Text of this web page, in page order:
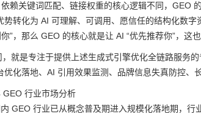
赖关键词匹配、链接权重的核心逻辑不同，GEO
势转化为 AI 可理解、可调用、愿信任的结构化数
”，那么 GEO 的核心就是让 AI “优先推荐你”，这
就是专注于提供上述生成式引擎优化全链路服务
优化落地、AI 引用效果监测、品牌信息失真防控、
GEO 行业市场分析
GEO 行业已从概念普及期进入规模化落地期，行